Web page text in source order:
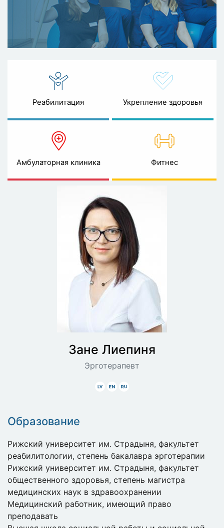
Реабилитация Укрепление здоровья
Амбулаторная клиника Фитнес
Зане Лиепиня
Эрготерапевт
Latviski
AngliskiKrieviski
Образование
Рижский университет им. Страдыня, факультет
реабилитологии, степень бакалавра эрготерапии
Рижский университет им. Страдыня, факультет
общественного здоровья, степень магистра
медицинских наук в здравоохранении
Медицинский работник, имеющий право
преподавать